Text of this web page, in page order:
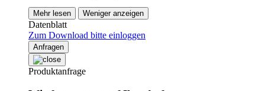
Mehr lesen Weniger anzeigen
Datenblatt
Zum Download bitte einloggen
Anfragen
Produktanfrage